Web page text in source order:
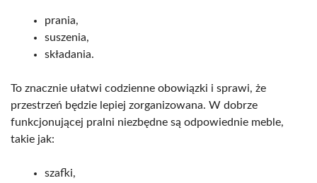
prania,
suszenia,
składania.
To znacznie ułatwi codzienne obowiązki i sprawi, że
przestrzeń będzie lepiej zorganizowana. W dobrze
funkcjonującej pralni niezbędne są odpowiednie meble,
takie jak:
szafki,